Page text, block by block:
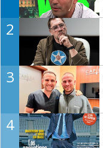
2
3
4